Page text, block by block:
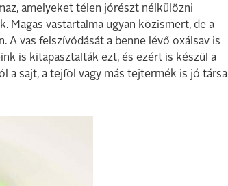
amelyeket télen jórészt nélkülözni
Magas vastartalma ugyan közismert, de a
A vas felszívódását a benne lévő oxálsav is
is kitapasztalták ezt, és ezért is készül a
a sajt, a tejföl vagy más tejtermék is jó társa